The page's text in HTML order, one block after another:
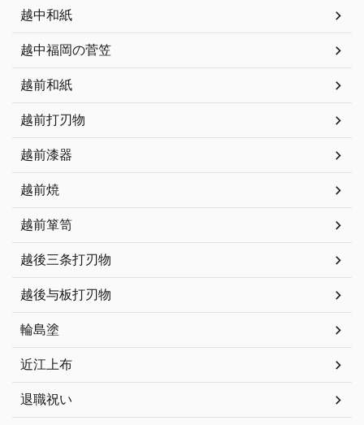
越中和紙
越中福岡の菅笠
越前和紙
越前打刃物
越前漆器
越前焼
越前箪笥
越後三条打刃物
越後与板打刃物
輪島塗
近江上布
退職祝い